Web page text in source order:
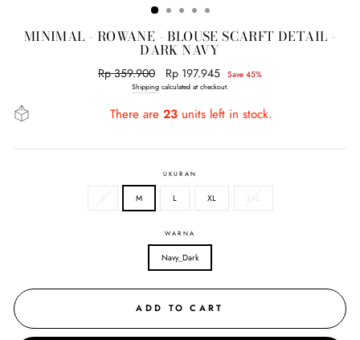
MINIMAL - ROWANE - BLOUSE SCARFT DETAIL -
DARK NAVY
Regular
price
Rp 359.900
Sale
price
Rp 197.945 Save 45%
Shippingcalculated at checkout.
There are 23units left in stock.
UKURAN
S M L XL XXL
WARNA
Navy_Dark
ADD TO CART